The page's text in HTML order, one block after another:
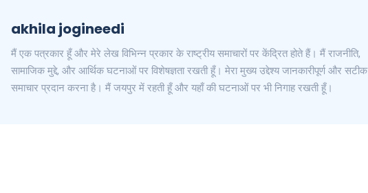
akhila jogineedi
मैं एक पत्रकार हूँ और मेरे लेख विभिन्न प्रकार के राष्ट्रीय समाचारों पर केंद्रित होते हैं। मैं राजनीति,
सामाजिक मुद्दे, और आर्थिक घटनाओं पर विशेषज्ञता रखती हूँ। मेरा मुख्य उद्देश्य जानकारीपूर्ण और सटीक
समाचार प्रदान करना है। मैं जयपुर में रहती हूँ और यहाँ की घटनाओं पर भी निगाह रखती हूँ।